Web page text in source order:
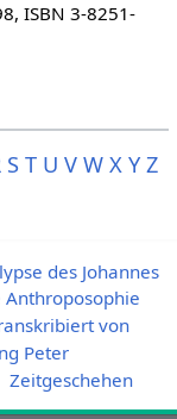
ISBN 3-8251-
S T U V W X Y Z
des Johannes
Anthroposophie
von
Peter
Zeitgeschehen